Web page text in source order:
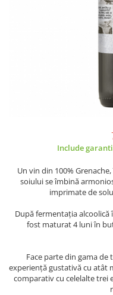
Include
Un vin din 100%
soiului se îmbină
imprimate de
După fermentația alcoolică
fost maturat 4 luni în
Face parte din gama de
experiență gustativă cu atât
comparativ cu celelalte trei